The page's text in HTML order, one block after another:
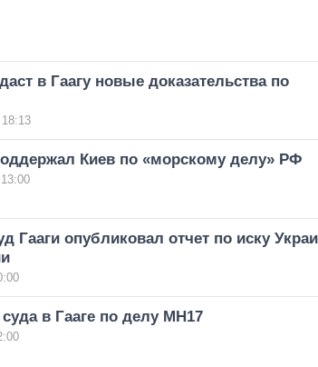
в Гаагу новые доказательства по
Киев по «морскому делу» РФ
Гааги опубликовал отчет по иску
суда в Гааге по делу МН17